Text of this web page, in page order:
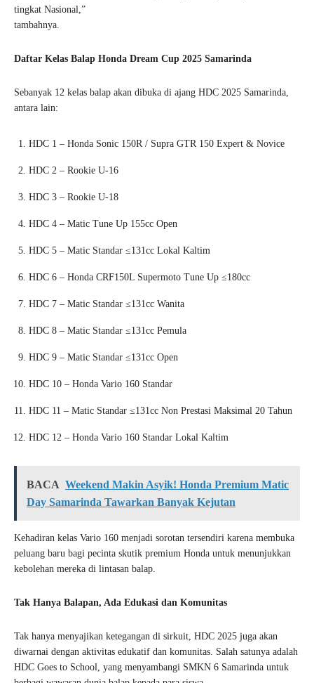
tingkat Nasional,”
tambahnya.
Daftar Kelas Balap Honda Dream Cup 2025 Samarinda
Sebanyak 12 kelas balap akan dibuka di ajang HDC 2025 Samarinda,
antara lain:
HDC 1 – Honda Sonic 150R / Supra GTR 150 Expert & Novice
HDC 2 – Rookie U-16
HDC 3 – Rookie U-18
HDC 4 – Matic Tune Up 155cc Open
HDC 5 – Matic Standar ≤131cc Lokal Kaltim
HDC 6 – Honda CRF150L Supermoto Tune Up ≤180cc
HDC 7 – Matic Standar ≤131cc Wanita
HDC 8 – Matic Standar ≤131cc Pemula
HDC 9 – Matic Standar ≤131cc Open
HDC 10 – Honda Vario 160 Standar
HDC 11 – Matic Standar ≤131cc Non Prestasi Maksimal 20 Tahun
HDC 12 – Honda Vario 160 Standar Lokal Kaltim
BACA Weekend Makin Asyik! Honda Premium Matic
Day Samarinda Tawarkan Banyak Kejutan
Kehadiran kelas Vario 160 menjadi sorotan tersendiri karena membuka
peluang baru bagi pecinta skutik premium Honda untuk menunjukkan
kebolehan mereka di lintasan balap.
Tak Hanya Balapan, Ada Edukasi dan Komunitas
Tak hanya menyajikan ketegangan di sirkuit, HDC 2025 juga akan
diwarnai dengan aktivitas edukatif dan komunitas. Salah satunya adalah
HDC Goes to School, yang menyambangi SMKN 6 Samarinda untuk